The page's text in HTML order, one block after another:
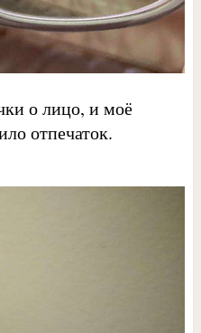
о лицо, и моё
отпечаток.